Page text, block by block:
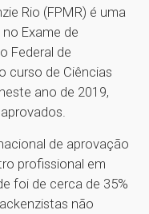
Rio (FPMR) é uma
Exame de
Federal de
curso de Ciências
ano de 2019,
de aprovação
profissional em
foi de cerca de 35%
não